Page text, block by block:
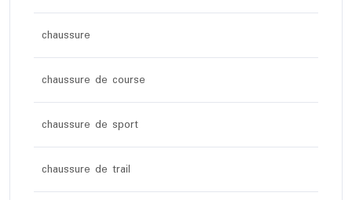
chaussure
chaussure de course
chaussure de sport
chaussure de trail